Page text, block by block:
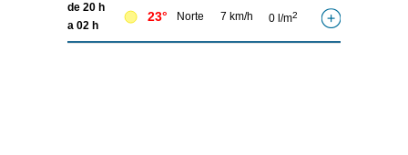
de 20 h
a 02 h
23° Norte 7 km/h 0 l/m2